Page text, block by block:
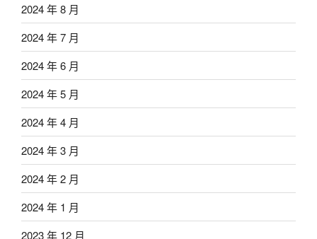
2024 年 8 月
2024 年 7 月
2024 年 6 月
2024 年 5 月
2024 年 4 月
2024 年 3 月
2024 年 2 月
2024 年 1 月
2023 年 12 月